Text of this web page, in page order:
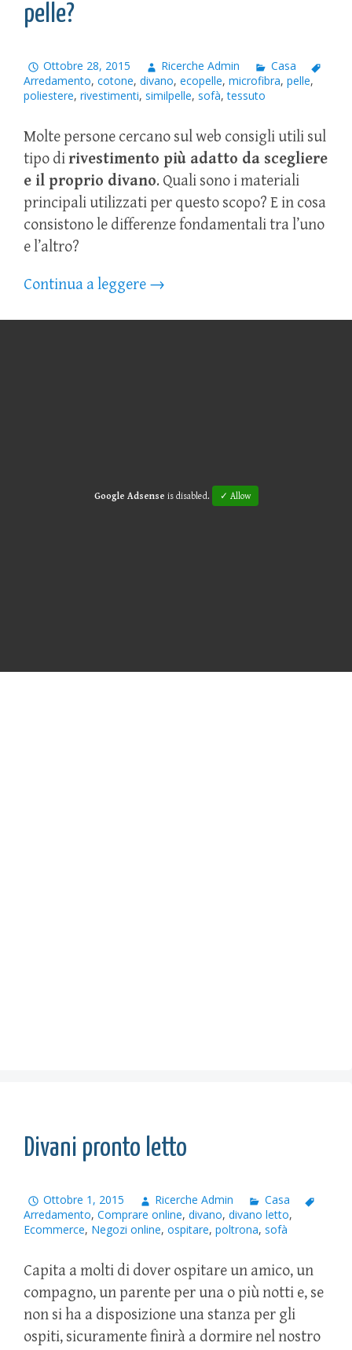
pelle?
Ottobre 28, 2015 Ricerche Admin
Casa
Arredamento, cotone, divano, ecopelle, microfibra, pelle,
poliestere, rivestimenti, similpelle, sofà,tessuto
Molte persone cercano sul web consigli utili sul
tipo dirivestimento più adatto da scegliere
e il proprio divano. Quali sono i materiali
principali utilizzati per questo scopo? E in cosa
consistono le differenze fondamentali tra l’uno
e l’altro?
Continua a leggere →
Google Adsense is disabled. ✓ Allow
Divani pronto letto
Ottobre 1, 2015 Ricerche Admin
Casa
Arredamento, Comprare online, divano, divano letto,
Ecommerce, Negozi online, ospitare, poltrona, sofà
Capita a molti di dover ospitare un amico, un
compagno, un parente per una o più notti e, se
non si ha a disposizione una stanza per gli
ospiti, sicuramente finirà a dormire nel nostro